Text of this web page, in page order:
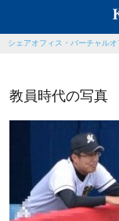
シェアオフィス・バーチャル
教員時代の写真